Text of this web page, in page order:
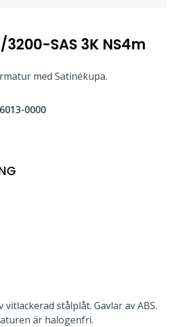
SAS 3K NS4m
med Satinékupa.
0000
stålplåt. Gavlar av ABS.
är halogenfri.